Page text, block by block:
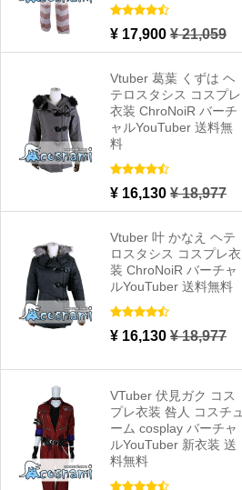
¥ 17,900 ¥ 21,059
Vtuber 葛葉 くずは ヘ
テロスタシス コスプレ
衣装 ChroNoiR バーチ
ャルYouTuber 送料無
料
¥ 16,130 ¥ 18,977
Vtuber 叶 かなえ ヘテ
ロスタシス コスプレ衣
装 ChroNoiR バーチャ
ルYouTuber 送料無料
¥ 16,130 ¥ 18,977
VTuber 伏見ガク コス
プレ衣装 咎人 コスチュ
ーム cosplay バーチャ
ルYouTuber 新衣装 送
料無料